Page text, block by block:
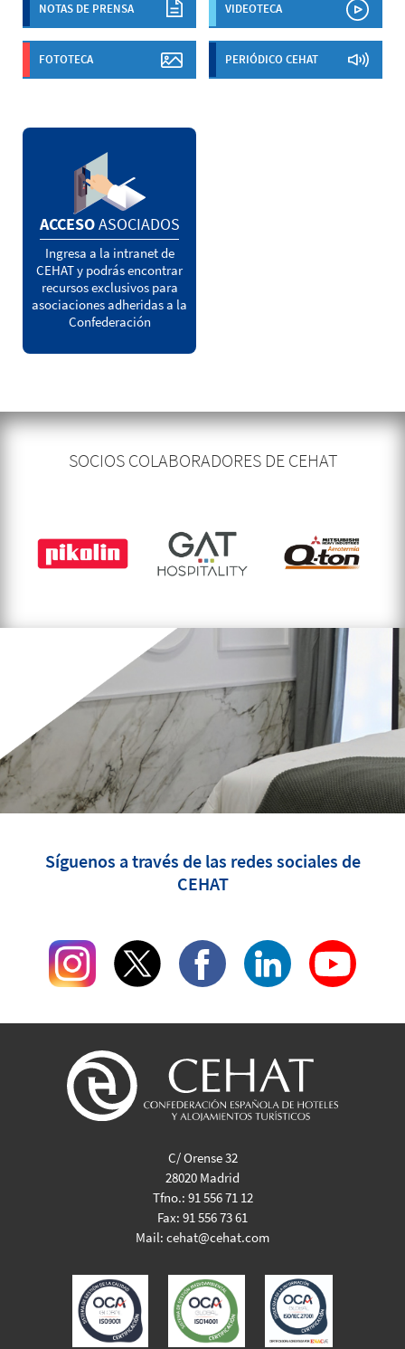
NOTAS DE PRENSA VIDEOTECA
FOTOTECA PERIÓDICO CEHAT
ACCESOASOCIADOS
Ingresa a la intranet de
CEHAT y podrás encontrar
recursos exclusivos para
asociaciones adheridas a la
Confederación
SOCIOS COLABORADORES DE CEHAT
Síguenos a través de las redes sociales de
CEHAT
C/ Orense 32
28020 Madrid
Tfno.: 91 556 71 12
Fax: 91 556 73 61
Mail: cehat@cehat.com